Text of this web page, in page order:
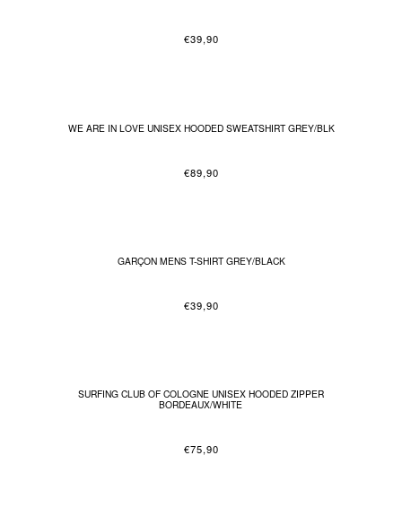
€39,90
WE ARE IN LOVE UNISEX HOODED SWEATSHIRT GREY/BLK
€89,90
GARÇON MENS T-SHIRT GREY/BLACK
€39,90
SURFING CLUB OF COLOGNE UNISEX HOODED ZIPPER
BORDEAUX/WHITE
€75,90